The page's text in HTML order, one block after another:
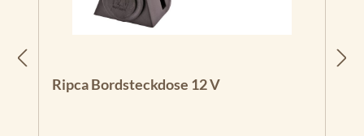
Ripca Bordsteckdose 12 V